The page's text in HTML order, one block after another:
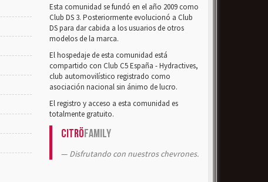
Esta comunidad se fundó en el año 2009 como
Club DS 3. Posteriormente evolucionó a Club
DS para dar cabida a los usuarios de otros
modelos de la marca.
El hospedaje de esta comunidad está
compartido con Club C5 España - Hydractives,
club automovilístico registrado como
asociación nacional sin ánimo de lucro.
El registro y acceso a esta comunidad es
totalmente gratuito.
CitröFamily
Disfrutando con nuestros chevrones.